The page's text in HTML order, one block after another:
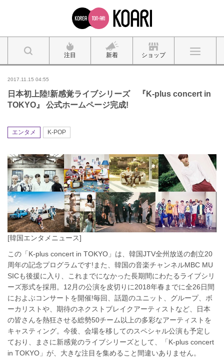
注目 新着 ショップ
2017.11.15 04:55
日本初上陸!新感覚ライブシリーズ 『K-plus concert in
TOKYO』 公式ホームページ完成!
エンタメ K-POP
[韓国エンタメニュース]
この「K-plus concert in TOKYO」は、韓国JTV全州放送の創立20
周年の記念プログラムです!また、韓国の音楽チャンネルMBC MU
SICも後援に入り、これまでになかった長期間にわたるライブシリ
ーズ形式を採用。12月の公演を皮切りに2018年春までに全26日間
におよぶコンサートを開催!毎回、話題のユニット、グループ、ボ
ーカリストや、期待のネクストブレイクアーティストなど、日本
の皆さんを熱狂させる総勢50チーム以上の多彩なアーティストを
キャスティング。今後、会場を移してのスペシャル公演も予定し
ており、まさに新感覚のライブシリーズとして、「K-plus concert
in TOKYO」が、大きな注目を集めること間違いありません。